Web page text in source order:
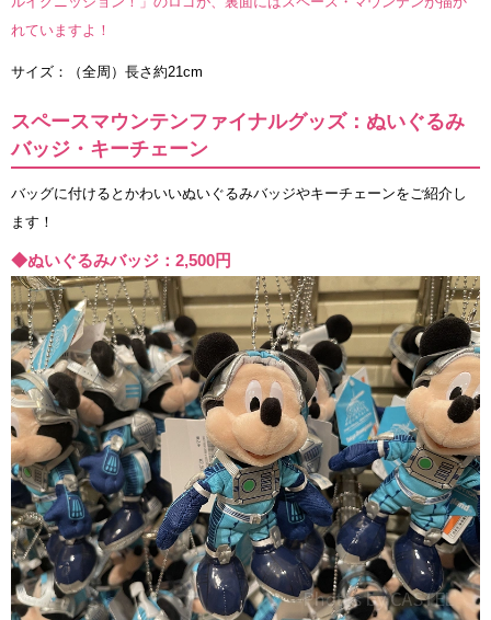
れていますよ！
サイズ：（全周）長さ約21cm
スペースマウンテンファイナルグッズ：ぬいぐるみ
バッジ・キーチェーン
バッグに付けるとかわいいぬいぐるみバッジやキーチェーンをご紹介し
ます！
◆ぬいぐるみバッジ：2,500円